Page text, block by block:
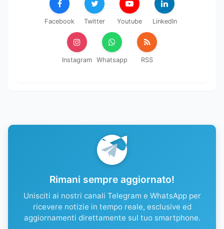
Facebook Twitter Youtube LinkedIn
Instagram Whatsapp RSS
Rimani sempre aggiornato!
Unisciti ai nostri canali Telegram e WhatsApp per
ricevere notizie in tempo reale, esclusive ed
aggiornamenti direttamente sul tuo smartphone.